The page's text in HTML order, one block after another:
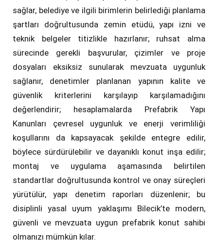
sağlar, belediye ve ilgili birimlerin belirlediği planlama
şartları doğrultusunda zemin etüdü, yapı izni ve
teknik belgeler titizlikle hazırlanır; ruhsat alma
sürecinde gerekli başvurular, çizimler ve proje
dosyaları eksiksiz sunularak mevzuata uygunluk
sağlanır, denetimler planlanan yapının kalite ve
güvenlik kriterlerini karşılayıp karşılamadığını
değerlendirir; hesaplamalarda Prefabrik Yapı
Kanunları çevresel uygunluk ve enerji verimliliği
koşullarını da kapsayacak şekilde entegre edilir,
böylece sürdürülebilir ve dayanıklı konut inşa edilir;
montaj ve uygulama aşamasında belirtilen
standartlar doğrultusunda kontrol ve onay süreçleri
yürütülür, yapı denetim raporları düzenlenir; bu
disiplinli yasal uyum yaklaşımı Bilecik’te modern,
güvenli ve mevzuata uygun prefabrik konut sahibi
olmanızı mümkün kılar.